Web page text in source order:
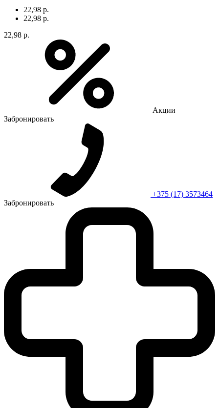
22,98 р.
22,98 р.
22,98 р.
Акции
Забронировать
+375 (17) 3573464
Забронировать